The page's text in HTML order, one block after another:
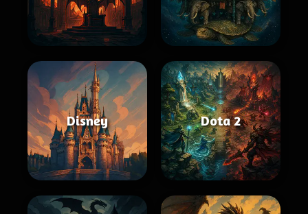
Disney Dota 2